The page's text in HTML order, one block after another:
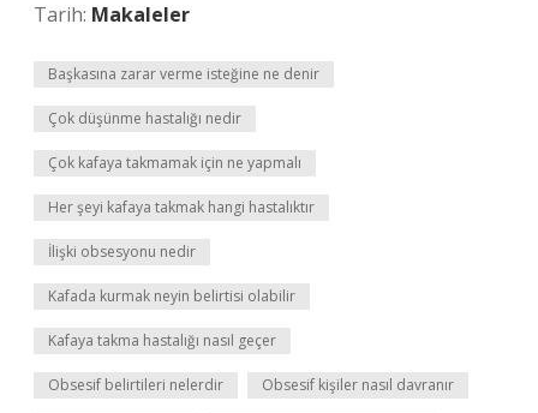
Tarih: Makaleler
Başkasına zarar verme isteğine ne denir
Çok düşünme hastalığı nedir
Çok kafaya takmamak için ne yapmalı
Her şeyi kafaya takmak hangi hastalıktır
İlişki obsesyonu nedir
Kafada kurmak neyin belirtisi olabilir
Kafaya takma hastalığı nasıl geçer
Obsesif belirtileri nelerdir Obsesif kişiler nasıl davranır